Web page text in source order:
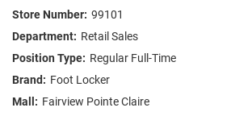
99101
Retail Sales
Regular Full-Time
Foot Locker
Fairview Pointe Claire